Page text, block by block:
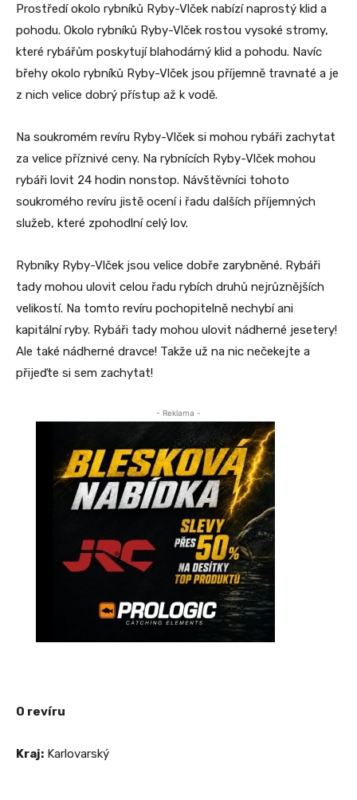
Prostředí okolo rybníků Ryby-Vlček nabízí naprostý klid a
pohodu. Okolo rybníků Ryby-Vlček rostou vysoké stromy,
které rybářům poskytují blahodárný klid a pohodu. Navíc
břehy okolo rybníků Ryby-Vlček jsou příjemně travnaté a je
z nich velice dobrý přístup až k vodě.
Na soukromém revíru Ryby-Vlček si mohou rybáři zachytat
za velice příznivé ceny. Na rybnících Ryby-Vlček mohou
rybáři lovit 24 hodin nonstop. Návštěvníci tohoto
soukromého revíru jistě ocení i řadu dalších příjemných
služeb, které zpohodlní celý lov.
Rybníky Ryby-Vlček jsou velice dobře zarybněné. Rybáři
tady mohou ulovit celou řadu rybích druhů nejrůznějších
velikostí. Na tomto revíru pochopitelně nechybí ani
kapitální ryby. Rybáři tady mohou ulovit nádherné jesetery!
Ale také nádherné dravce! Takže už na nic nečekejte a
přijeďte si sem zachytat!
- Reklama -
O revíru
Kraj: Karlovarský